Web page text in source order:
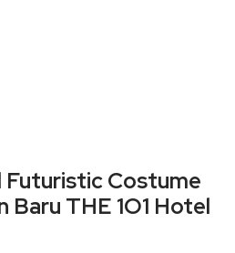
Futuristic Costume
Baru THE 1O1 Hotel